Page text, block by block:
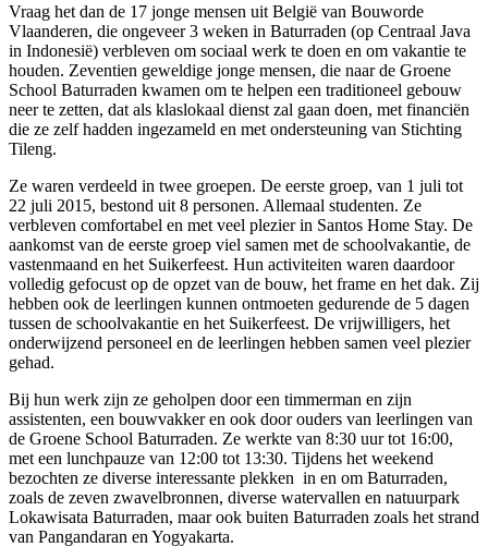
Vraag het dan de 17 jonge mensen uit België van Bouworde
Vlaanderen, die ongeveer 3 weken in Baturraden (op Centraal Java
in Indonesië) verbleven om sociaal werk te doen en om vakantie te
houden. Zeventien geweldige jonge mensen, die naar de Groene
School Baturraden kwamen om te helpen een traditioneel gebouw
neer te zetten, dat als klaslokaal dienst zal gaan doen, met financiën
die ze zelf hadden ingezameld en met ondersteuning van Stichting
Tileng.
Ze waren verdeeld in twee groepen. De eerste groep, van 1 juli tot
22 juli 2015, bestond uit 8 personen. Allemaal studenten. Ze
verbleven comfortabel en met veel plezier in Santos Home Stay. De
aankomst van de eerste groep viel samen met de schoolvakantie, de
vastenmaand en het Suikerfeest. Hun activiteiten waren daardoor
volledig gefocust op de opzet van de bouw, het frame en het dak. Zij
hebben ook de leerlingen kunnen ontmoeten gedurende de 5 dagen
tussen de schoolvakantie en het Suikerfeest. De vrijwilligers, het
onderwijzend personeel en de leerlingen hebben samen veel plezier
gehad.
Bij hun werk zijn ze geholpen door een timmerman en zijn
assistenten, een bouwvakker en ook door ouders van leerlingen van
de Groene School Baturraden. Ze werkte van 8:30 uur tot 16:00,
met een lunchpauze van 12:00 tot 13:30. Tijdens het weekend
bezochten ze diverse interessante plekken in en om Baturraden,
zoals de zeven zwavelbronnen, diverse watervallen en natuurpark
Lokawisata Baturraden, maar ook buiten Baturraden zoals het strand
van Pangandaran en Yogyakarta.